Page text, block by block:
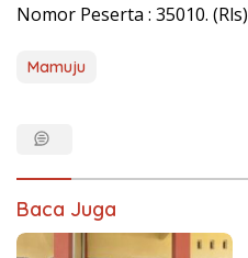
Nomor Peserta : 35010. (Rls)
Mamuju
Baca Juga